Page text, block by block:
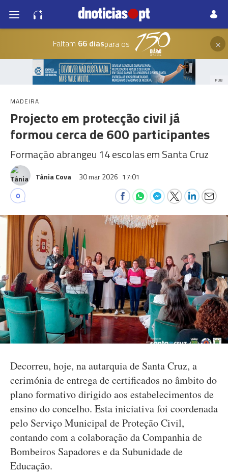
Faltam 66 diaspara os ×
PUB
MADEIRA
Projecto em protecção civil já
formou cerca de 600 participantes
Formação abrangeu 14 escolas em Santa Cruz
Tânia Cova 30 mar 2026 17:01
0
Decorreu, hoje, na autarquia de Santa Cruz, a
cerimónia de entrega de certificados no âmbito do
plano formativo dirigido aos estabelecimentos de
ensino do concelho. Esta iniciativa foi coordenada
pelo Serviço Municipal de Proteção Civil,
contando com a colaboração da Companhia de
Bombeiros Sapadores e da Subunidade de
Educação.